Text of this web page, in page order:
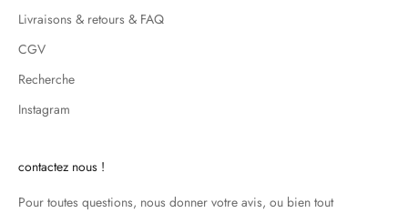
Livraisons & retours & FAQ
CGV
Recherche
Instagram
contactez nous !
Pour toutes questions, nous donner votre avis, ou bien tout